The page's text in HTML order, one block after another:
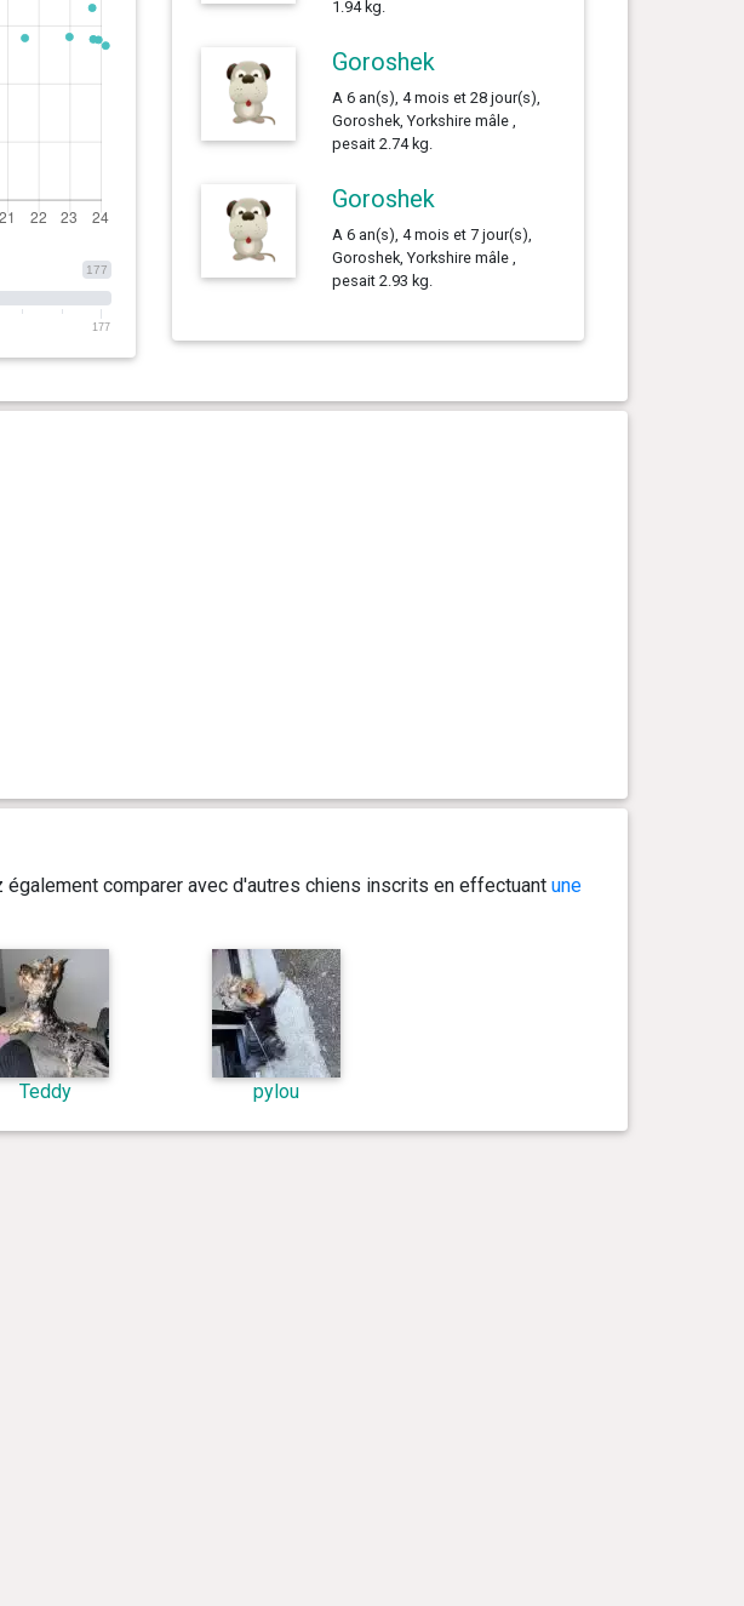
177
177
1.94 kg.
Goroshek
A 6 an(s), 4 mois et 28 jour(s),
Goroshek, Yorkshire mâle ,
pesait 2.74 kg.
Goroshek
A 6 an(s), 4 mois et 7 jour(s),
Goroshek, Yorkshire mâle ,
pesait 2.93 kg.
comparer avec d'autres chiens inscrits en effectuant une
Teddy pylou